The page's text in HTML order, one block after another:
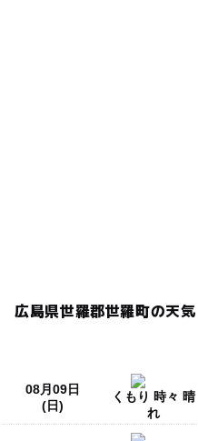
広島県世羅郡世羅町の天気
08月09日
(日)
くもり 時々 晴
れ